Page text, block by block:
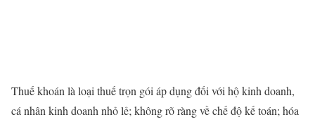
Thuế khoán là loại thuế trọn gói áp dụng đối với hộ kinh doanh,
cá nhân kinh doanh nhỏ lẻ; không rõ ràng về chế độ kế toán; hóa